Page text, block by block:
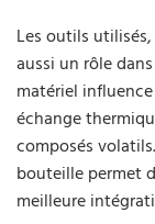
Les outils
aussi un rôle
matériel
échange
composés
bouteille permet
meilleure